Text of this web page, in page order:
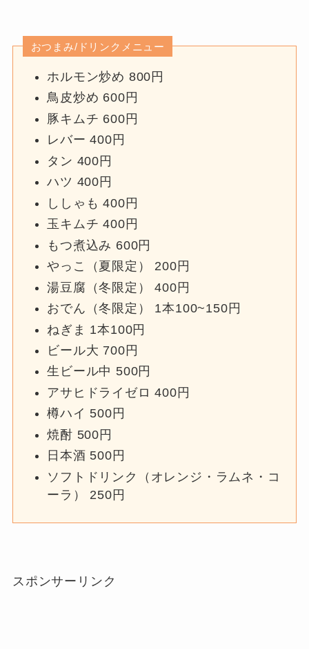
おつまみ/ドリンクメニュー
ホルモン炒め 800円
鳥皮炒め 600円
豚キムチ 600円
レバー 400円
タン 400円
ハツ 400円
ししゃも 400円
玉キムチ 400円
もつ煮込み 600円
やっこ（夏限定） 200円
湯豆腐（冬限定） 400円
おでん（冬限定） 1本100~150円
ねぎま 1本100円
ビール大 700円
生ビール中 500円
アサヒドライゼロ 400円
樽ハイ 500円
焼酎 500円
日本酒 500円
ソフトドリンク（オレンジ・ラムネ・コ
ーラ） 250円
スポンサーリンク